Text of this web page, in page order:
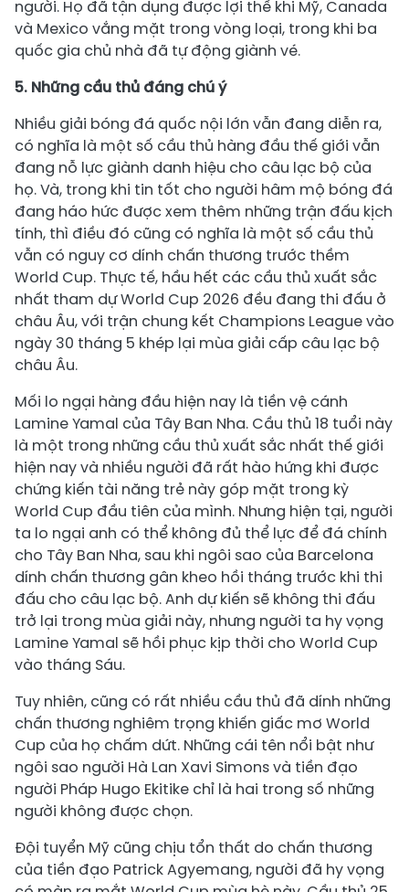
người. Họ đã tận dụng được lợi thế khi Mỹ, Canada
và Mexico vắng mặt trong vòng loại, trong khi ba
quốc gia chủ nhà đã tự động giành vé.
5. Những cầu thủ đáng chú ý
Nhiều giải bóng đá quốc nội lớn vẫn đang diễn ra,
có nghĩa là một số cầu thủ hàng đầu thế giới vẫn
đang nỗ lực giành danh hiệu cho câu lạc bộ của
họ. Và, trong khi tin tốt cho người hâm mộ bóng đá
đang háo hức được xem thêm những trận đấu kịch
tính, thì điều đó cũng có nghĩa là một số cầu thủ
vẫn có nguy cơ dính chấn thương trước thềm
World Cup. Thực tế, hầu hết các cầu thủ xuất sắc
nhất tham dự World Cup 2026 đều đang thi đấu ở
châu Âu, với trận chung kết Champions League vào
ngày 30 tháng 5 khép lại mùa giải cấp câu lạc bộ
châu Âu.
Mối lo ngại hàng đầu hiện nay là tiền vệ cánh
Lamine Yamal của Tây Ban Nha. Cầu thủ 18 tuổi này
là một trong những cầu thủ xuất sắc nhất thế giới
hiện nay và nhiều người đã rất hào hứng khi được
chứng kiến tài năng trẻ này góp mặt trong kỳ
World Cup đầu tiên của mình. Nhưng hiện tại, người
ta lo ngại anh có thể không đủ thể lực để đá chính
cho Tây Ban Nha, sau khi ngôi sao của Barcelona
dính chấn thương gân kheo hồi tháng trước khi thi
đấu cho câu lạc bộ. Anh dự kiến sẽ không thi đấu
trở lại trong mùa giải này, nhưng người ta hy vọng
Lamine Yamal sẽ hồi phục kịp thời cho World Cup
vào tháng Sáu.
Tuy nhiên, cũng có rất nhiều cầu thủ đã dính những
chấn thương nghiêm trọng khiến giấc mơ World
Cup của họ chấm dứt. Những cái tên nổi bật như
ngôi sao người Hà Lan Xavi Simons và tiền đạo
người Pháp Hugo Ekitike chỉ là hai trong số những
người không được chọn.
Đội tuyển Mỹ cũng chịu tổn thất do chấn thương
của tiền đạo Patrick Agyemang, người đã hy vọng